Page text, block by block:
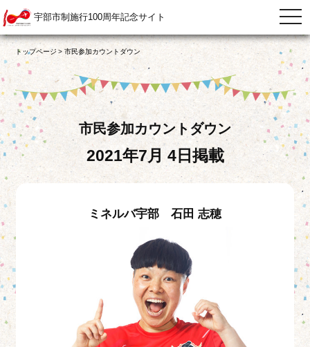
宇部市制施行100周年記念サイト
トップページ 市民参加カウントダウン
市民参加カウントダウン
2021年7月 4日掲載
ミネルバ宇部 石田 志穂